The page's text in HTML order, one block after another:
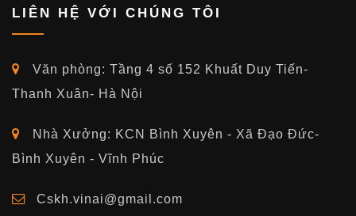
LIÊN HỆ VỚI CHÚNG TÔI
Văn phòng: Tầng 4 số 152 Khuất Duy Tiến-
Thanh Xuân- Hà Nội
Nhà Xưởng: KCN Bình Xuyên - Xã Đạo Đức-
Bình Xuyên - Vĩnh Phúc
Cskh.vinai@gmail.com